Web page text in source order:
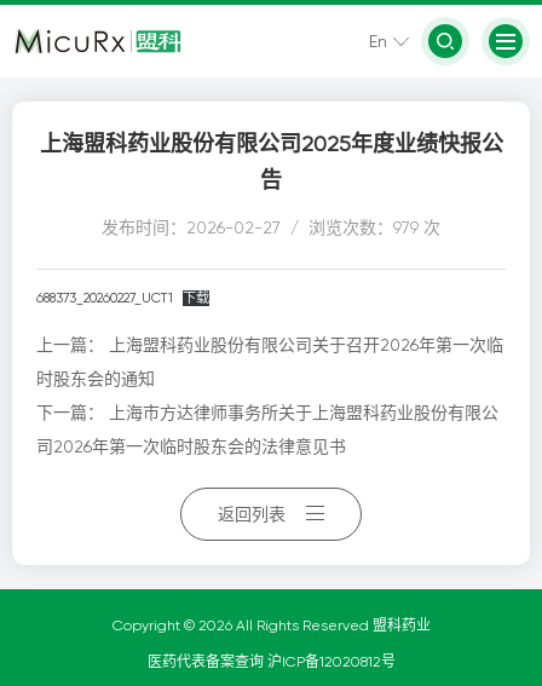
En
上海盟科药业股份有限公司2025年度业绩快报公
告
发布时间：2026-02-27 / 浏览次数：979 次
688373_20260227_UCT1 下载
上一篇：
上海盟科药业股份有限公司关于召开2026年第一次临
时股东会的通知
下一篇：
上海市方达律师事务所关于上海盟科药业股份有限公
司2026年第一次临时股东会的法律意见书
返回列表
Copyright © 2026 All Rights Reserved 盟科药业
医药代表备案查询 沪ICP备12020812号